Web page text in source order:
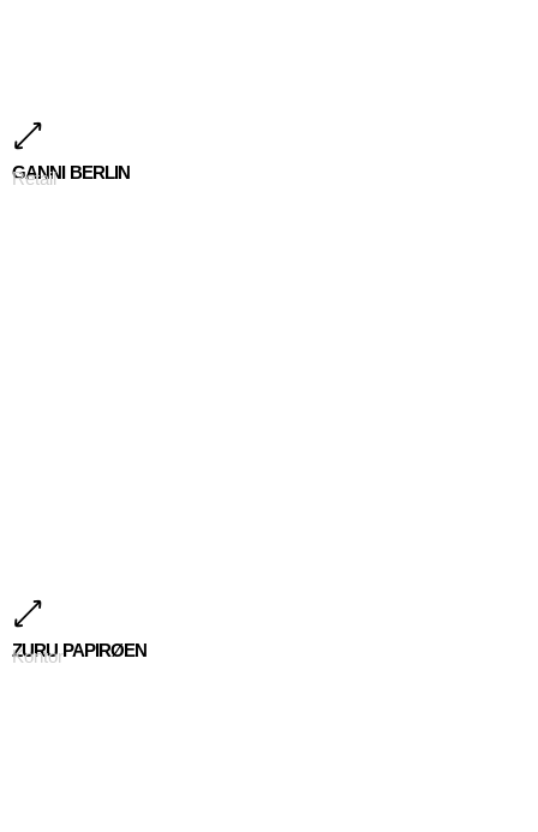
GANNI BERLIN
Retail
ZURU PAPIRØEN
Kontor